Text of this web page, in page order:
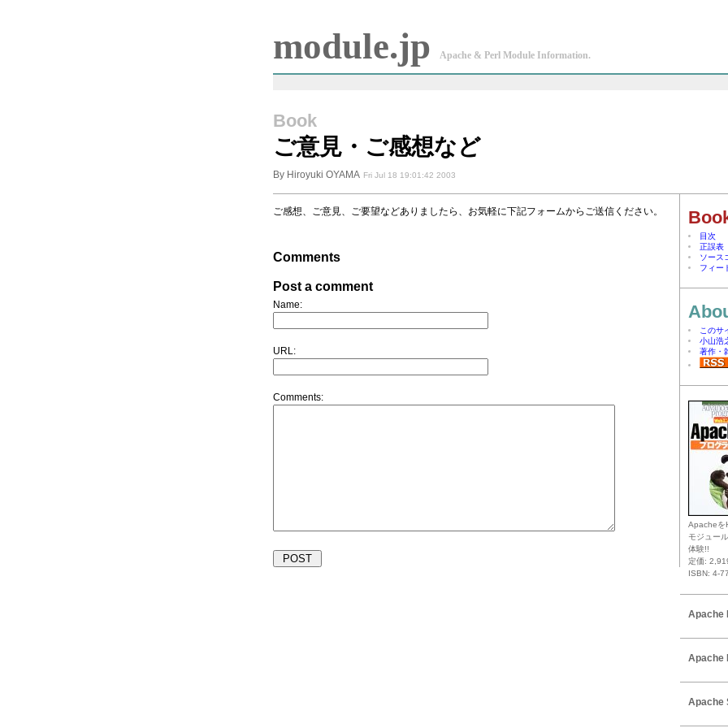
module.jp Apache & Perl Module Information.
Book
ご意見・ご感想など
By Hiroyuki OYAMA Fri Jul 18 19:01:42 2003
ご感想、ご意見、ご要望などありましたら、お気軽に下記フォームからご送信ください。
Comments
Post a comment
Name:
URL:
Comments:
目次
正誤表
ソース
フィー
このサ
小山浩
著作・
Apacheを
モジュー
体験!!
定価:
ISBN: 4-
Apache
Apache
Apache